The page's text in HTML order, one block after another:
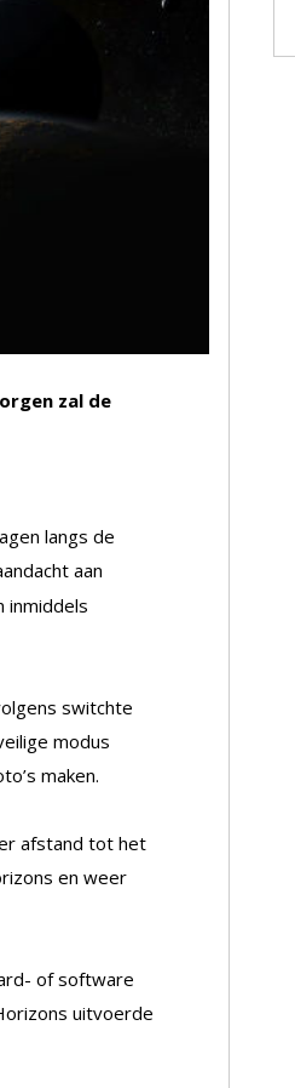
zal de
langs de
aan
inmiddels
switchte
modus
maken.
afstand tot het
en weer
of software
uitvoerde